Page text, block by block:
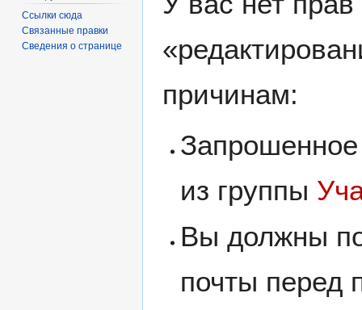
причинам:
Запрошенное
из группы
Вы должны
почты перед
Ссылки сюда
Связанные правки
Сведения о странице